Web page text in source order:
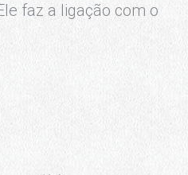
faz a ligação com o